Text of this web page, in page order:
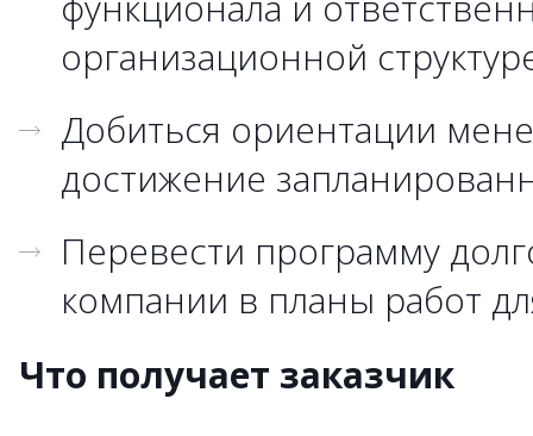
организационной
Добиться ориентации
достижение
Перевести программу
компании в планы работ
Что получает заказчик